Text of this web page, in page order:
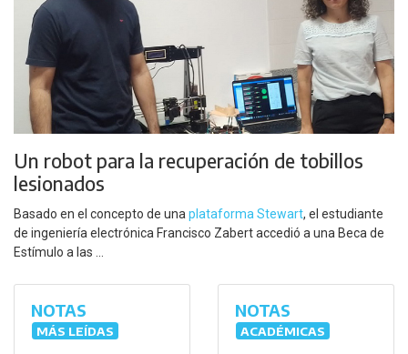
Un robot para la recuperación de tobillos
lesionados
Basado en el concepto de una plataforma Stewart, el estudiante
de ingeniería electrónica Francisco Zabert accedió a una Beca de
Estímulo a las ...
NOTAS
MÁS LEÍDAS
NOTAS
ACADÉMICAS